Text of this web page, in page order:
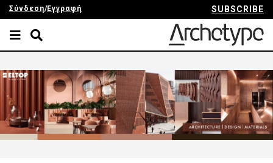
Σύνδεση/Εγγραφή SUBSCRIBE